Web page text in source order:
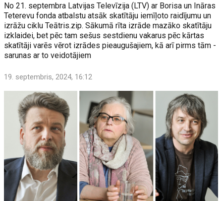
No 21. septembra Latvijas Televīzija (LTV) ar Borisa un Ināras
Teterevu fonda atbalstu atsāk skatītāju iemīļoto raidījumu un
izrāžu ciklu Teātris.zip. Sākumā rīta izrāde mazāko skatītāju
izklaidei, bet pēc tam sešus sestdienu vakarus pēc kārtas
skatītāji varēs vērot izrādes pieaugušajiem, kā arī pirms tām -
sarunas ar to veidotājiem
19. septembris, 2024, 16:12